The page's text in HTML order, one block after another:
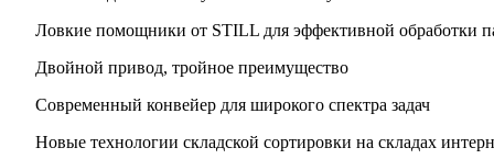
Ловкие помощники от STILL для эффективной обработки
Двойной привод, тройное преимущество
Современный конвейер для широкого спектра задач
Новые технологии складской сортировки на складах